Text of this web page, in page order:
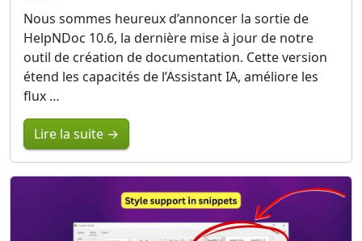
Nous sommes heureux d’annoncer la sortie de
HelpNDoc 10.6, la dernière mise à jour de notre
outil de création de documentation. Cette version
étend les capacités de l’Assistant IA, améliore les
flux …
Lire la suite →